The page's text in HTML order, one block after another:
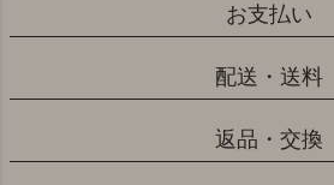
お支払い
配送・送料
返品・交換